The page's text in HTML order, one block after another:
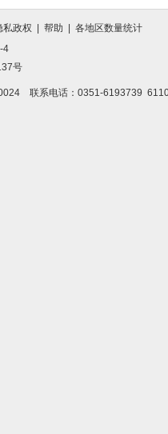
私政权 | 帮助 | 各地区数量统计
4
号
联系电话：0351-6193739